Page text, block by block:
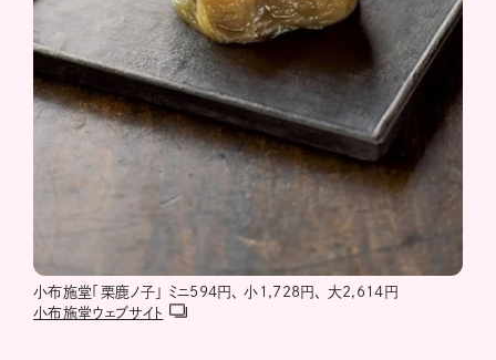
小布施堂「栗鹿ノ子」 ミニ594円、 小1,728円、 大2,614円
小布施堂ウェブサイト